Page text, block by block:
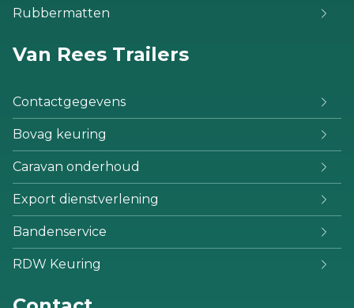
Rubbermatten
Van Rees Trailers
Contactgegevens
Bovag keuring
Caravan onderhoud
Export dienstverlening
Bandenservice
RDW Keuring